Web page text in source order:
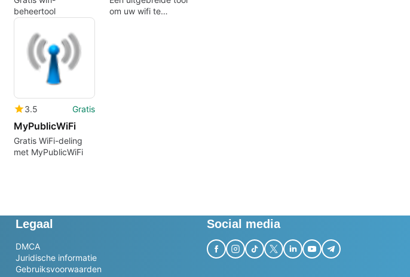
beheertool
om uw wifi te
3.5 Gratis
MyPublicWiFi
Gratis WiFi-deling
met MyPublicWiFi
Legaal
DMCA
Juridische informatie
Gebruiksvoorwaarden
Social media